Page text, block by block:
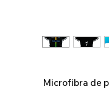
Microfibra de